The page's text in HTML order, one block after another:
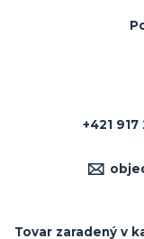
+421
Tovar zaradený v